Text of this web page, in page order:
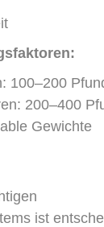
100–200
200–400
Gewichte
ist